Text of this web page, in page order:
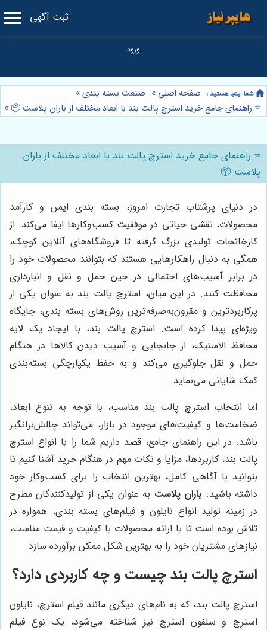
ثبت آگهی
صفحه اصلی » صنعت بسته بندی»
⭐️ راهنمای جامع خرید استرچ پالت بند با ابعاد مختلف از باران پلاست 📦 »
⭐️ راهنمای جامع خرید استرچ پالت بند با ابعاد مختلف از باران
پلاست 📦
در دنیای پرشتاب تجارت امروز، بسته بندی ایمن و کارآمد
محصولات، نقشی حیاتی در موفقیت کسب‌وکارها ایفا می‌کند. از
کارخانجات تولیدی بزرگ گرفته تا فروشگاه‌های آنلاین کوچک،
همگی به دنبال راهکارهایی هستند که بتوانند محصولات خود را
در برابر آسیب‌های احتمالی در حین حمل و نقل و انبارداری
محافظت کنند. در این میان، استرچ پالت بند به عنوان یکی از
پرکاربردترین و مقرون‌به‌صرفه‌ترین روش‌های بسته بندی، جایگاه
ویژه‌ای پیدا کرده است. استرچ پالت بند، با ایجاد یک لایه
محافظ الاستیک، از جابجایی و آسیب دیدن کالاها در هنگام
حمل و نقل جلوگیری می‌کند و به حفظ یکپارچگی بسته‌بندی
کمک شایانی می‌نماید.
اما انتخاب استرچ پالت بند مناسب، با توجه به تنوع ابعاد،
ضخامت‌ها و کیفیت‌های موجود در بازار، می‌تواند چالش‌برانگیز
باشد. در این راهنمای جامع، قصد داریم شما را با انواع استرچ
پالت بند، کاربردها، مزایا و نکات مهم در هنگام خرید آشنا کنیم تا
بتوانید با آگاهی کامل، بهترین انتخاب را برای کسب‌وکار خود
داشته باشید. باران پلاست به عنوان یکی از تولیدکنندگان مطرح
در زمینه تولید انواع نایلون و فیلم‌های بسته بندی، همواره در
تلاش بوده است تا با ارائه محصولات با کیفیت و قیمت مناسب،
نیازهای مشتریان خود را به بهترین شکل ممکن برآورده سازد.
استرچ پالت بند چیست و چه کاربردی دارد؟
استرچ پالت بند، که به نام‌های دیگری مانند فیلم استرچ، نایلون
استرچ و سلفون استرچ نیز شناخته می‌شود، یک نوع فیلم